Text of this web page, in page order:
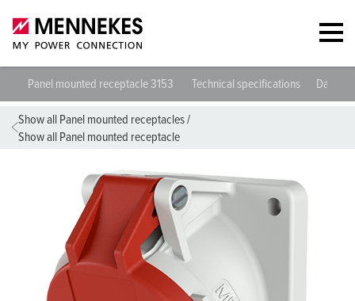
Panel mounted receptacle 3153 Technical specifications
Show all Panel mounted receptacles/
Show all Panel mounted receptacle